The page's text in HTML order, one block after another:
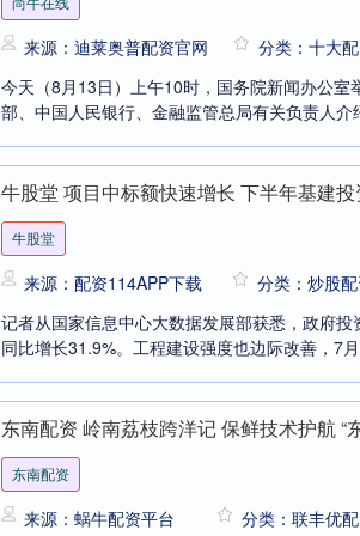
来源：迪莱奥普配资官网 分类：十大
今天（8月13日）上午10时，国务院新闻办公
部、中国人民银行、金融监管总局有关负责人
牛股堂 项目中标额快速增长 下半年基建
牛股堂
来源：配资114APP下载 分类：炒股
记者从国家信息中心大数据发展部获悉，政府
同比增长31.9%。工程建设强度也边际改善，7
东南配资 岭南荔枝跨洋记 保鲜技术护航 “
东南配资
来源：蜗牛配资平台 分类：联丰优配